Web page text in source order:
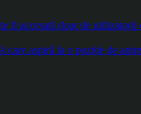
fi accesată doar de utilizatorii
care aspiră la o poziție de